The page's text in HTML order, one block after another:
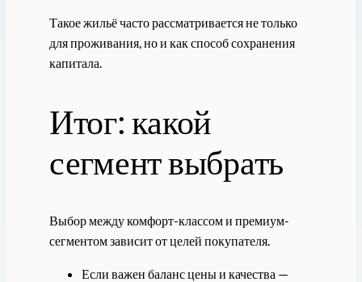
Такое жильё часто рассматривается не только
для проживания, но и как способ сохранения
капитала.
Итог: какой
сегмент выбрать
Выбор между комфорт-классом и премиум-
сегментом зависит от целей покупателя.
Если важен баланс цены и качества —